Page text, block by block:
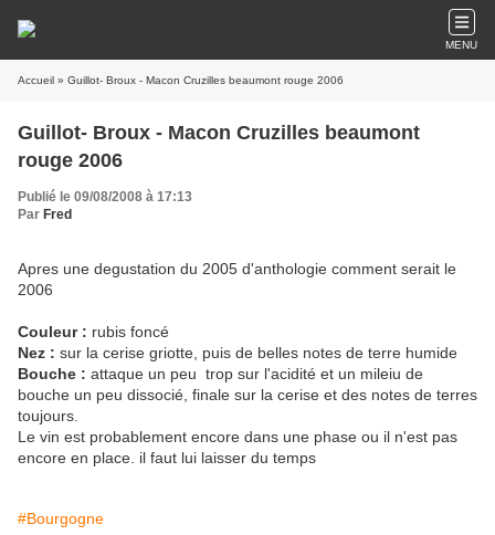
MENU
Accueil » Guillot- Broux - Macon Cruzilles beaumont rouge 2006
Guillot- Broux - Macon Cruzilles beaumont
rouge 2006
Publié le 09/08/2008 à 17:13
Par Fred
Apres une degustation du 2005 d'anthologie comment serait le
2006
Couleur : rubis foncé
Nez : sur la cerise griotte, puis de belles notes de terre humide
Bouche : attaque un peu trop sur l'acidité et un mileiu de
bouche un peu dissocié, finale sur la cerise et des notes de terres
toujours.
Le vin est probablement encore dans une phase ou il n'est pas
encore en place. il faut lui laisser du temps
#Bourgogne